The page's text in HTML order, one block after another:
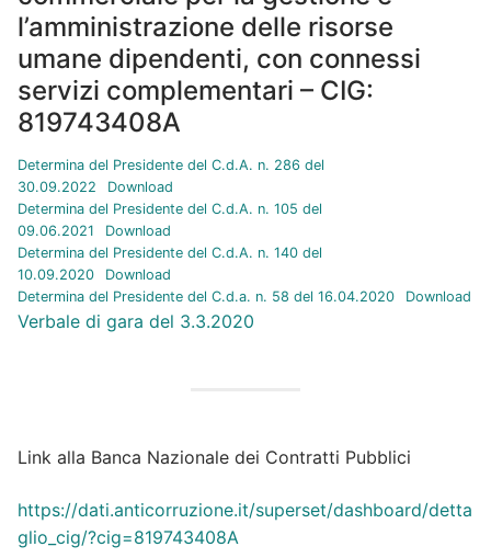
l’amministrazione delle risorse
umane dipendenti, con connessi
servizi complementari – CIG:
819743408A
Determina del Presidente del C.d.A. n. 286 del
30.09.2022
Download
Determina del Presidente del C.d.A. n. 105 del
09.06.2021
Download
Determina del Presidente del C.d.A. n. 140 del
10.09.2020
Download
Determina del Presidente del C.d.a. n. 58 del 16.04.2020
Download
Verbale di gara del 3.3.2020
Link alla Banca Nazionale dei Contratti Pubblici
https://dati.anticorruzione.it/superset/dashboard/detta
glio_cig/?cig=819743408A